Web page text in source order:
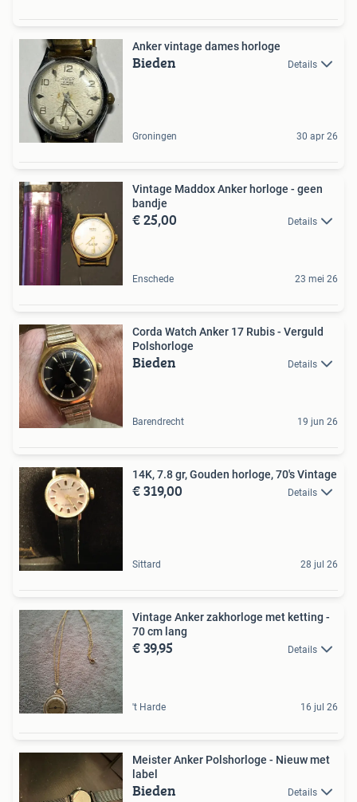
Anker vintage dames horloge
Bieden Details
Groningen 30 apr 26
Vintage Maddox Anker horloge - geen
bandje
€ 25,00 Details
Enschede 23 mei 26
Corda Watch Anker 17 Rubis - Verguld
Polshorloge
Bieden Details
Barendrecht 19 jun 26
14K, 7.8 gr, Gouden horloge, 70's Vintage
€ 319,00 Details
Sittard 28 jul 26
Vintage Anker zakhorloge met ketting -
70 cm lang
€ 39,95 Details
't Harde 16 jul 26
Meister Anker Polshorloge - Nieuw met
label
Bieden Details